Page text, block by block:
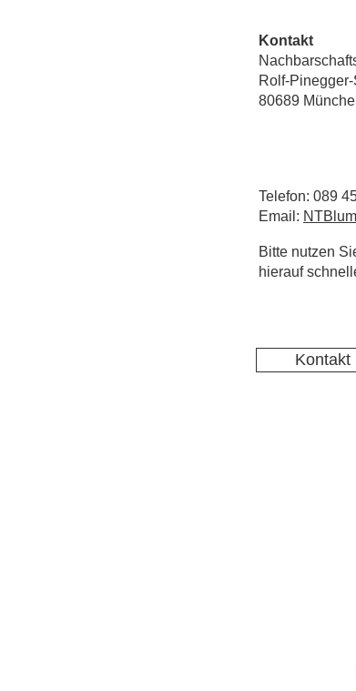
Kontakt
Rolf-
80689
Telefon: 089
Email:
Bitte nutzen
hierauf
Kontakt